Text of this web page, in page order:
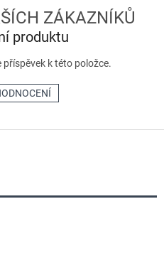
produktu
k této položce.